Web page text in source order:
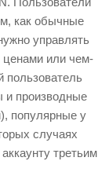
как обычные
управлять
или чем-
производные
популярные у
случаях
третьим